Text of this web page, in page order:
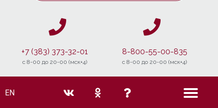
+7 (383) 373-32-01
c 8-00 до 20-00 (мск+4)
8-800-55-00-835
c 8-00 до 20-00 (мск+4)
EN